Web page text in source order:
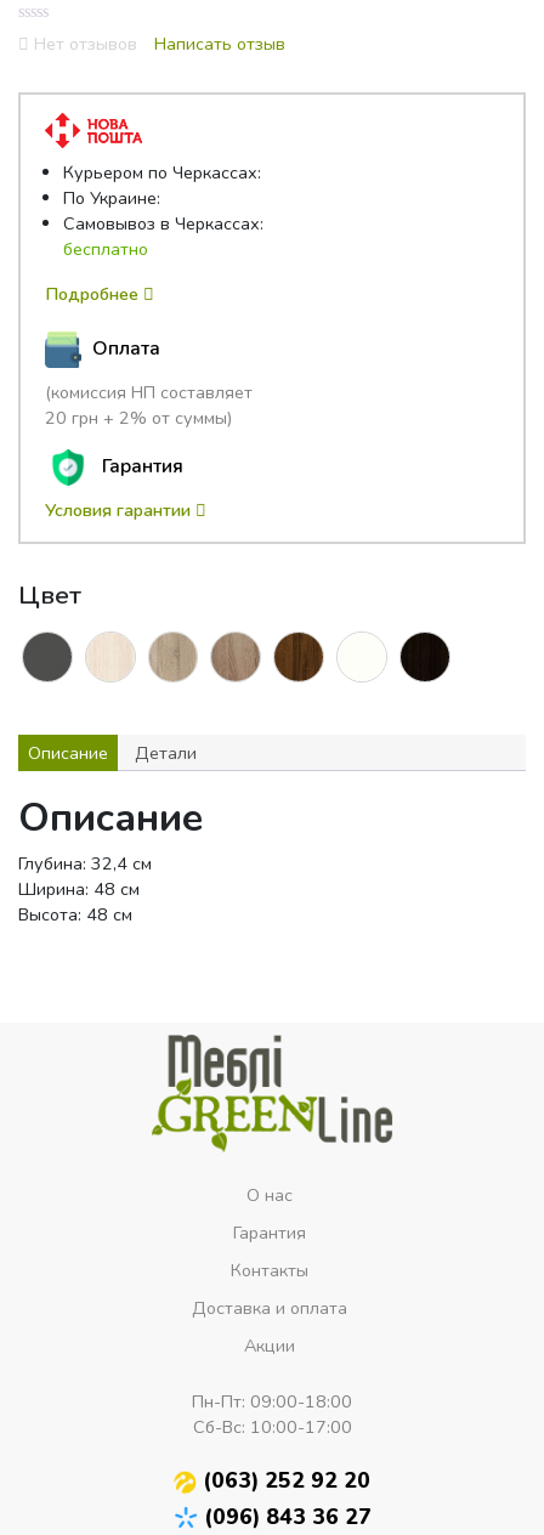
трюмо
48x32,4x48
0
out
5
Нет отзывов Написать отзыв
Курьером по Черкассах:
По Украине:
Самовывоз в Черкассах:
бесплатно
Подробнее
Оплата
(комиссия НП составляет
20 грн + 2% от суммы)
Гарантия
Условия гарантии
Цвет
Описание Детали
Описание
Глубина: 32,4 см
Ширина: 48 см
Высота: 48 см
О нас
Гарантия
Контакты
Доставка и оплата
Акции
Пн-Пт: 09:00-18:00
Сб-Вс: 10:00-17:00
(063) 252 92 20
(096) 843 36 27